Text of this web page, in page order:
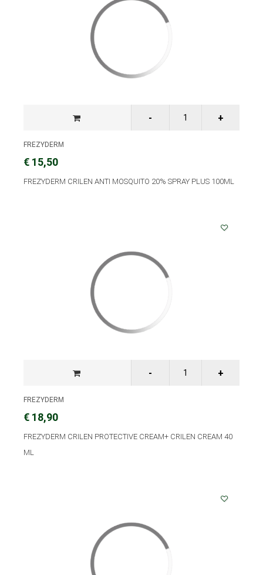
FREZYDERM
€ 15,50
FREZYDERM CRILEN ANTI MOSQUITO 20% SPRAY PLUS 100ML
FREZYDERM
€ 18,90
FREZYDERM CRILEN PROTECTIVE CREAM+ CRILEN CREAM 40
ML